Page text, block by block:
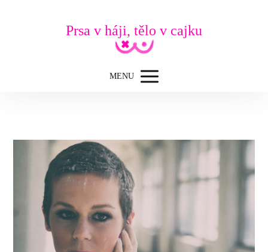
Prsa v háji, tělo v cajku
MENU